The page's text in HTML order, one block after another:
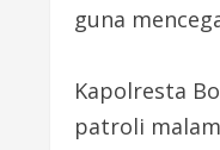
guna
Kapolresta
patroli